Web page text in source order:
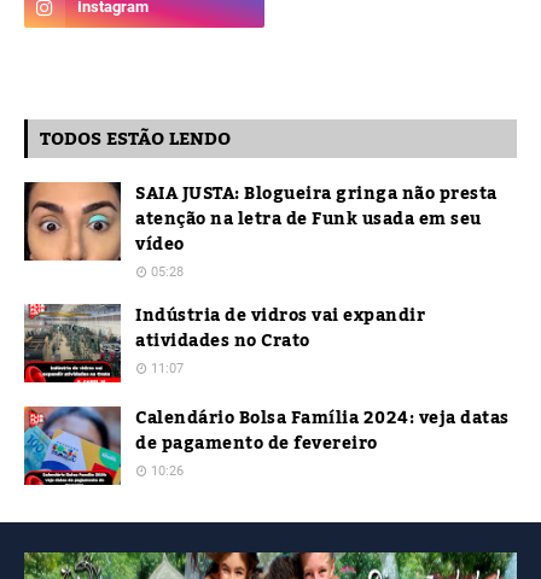
TODOS ESTÃO LENDO
SAIA JUSTA: Blogueira gringa não presta
atenção na letra de Funk usada em seu
vídeo
05:28
Indústria de vidros vai expandir
atividades no Crato
11:07
Calendário Bolsa Família 2024: veja datas
de pagamento de fevereiro
10:26